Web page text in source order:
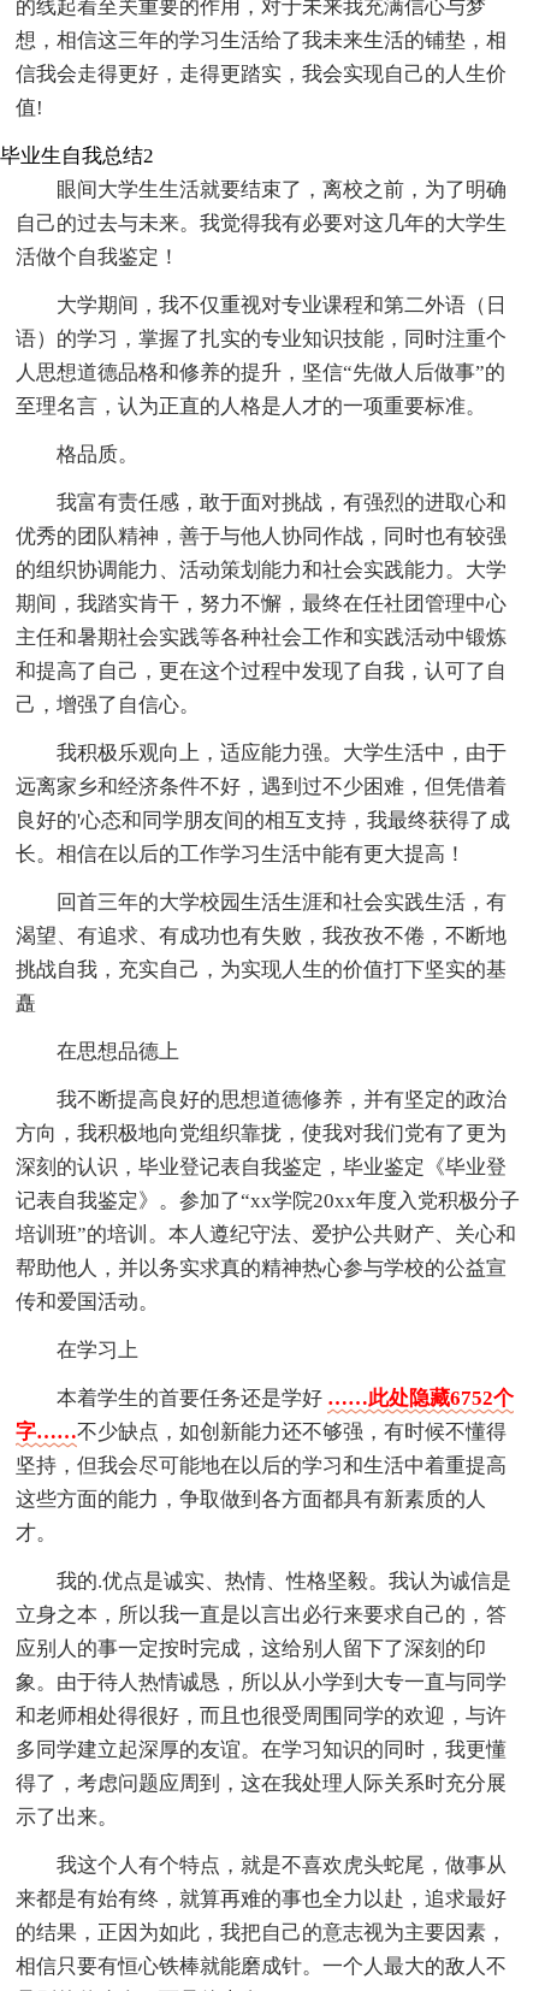
的线起着至关重要的作用，对于未来我充满信心与梦
想，相信这三年的学习生活给了我未来生活的铺垫，相
信我会走得更好，走得更踏实，我会实现自己的人生价
值!
毕业生自我总结2
眼间大学生生活就要结束了，离校之前，为了明确
自己的过去与未来。我觉得我有必要对这几年的大学生
活做个自我鉴定！
大学期间，我不仅重视对专业课程和第二外语（日
语）的学习，掌握了扎实的专业知识技能，同时注重个
人思想道德品格和修养的提升，坚信“先做人后做事”的
至理名言，认为正直的人格是人才的一项重要标准。
格品质。
我富有责任感，敢于面对挑战，有强烈的进取心和
优秀的团队精神，善于与他人协同作战，同时也有较强
的组织协调能力、活动策划能力和社会实践能力。大学
期间，我踏实肯干，努力不懈，最终在任社团管理中心
主任和暑期社会实践等各种社会工作和实践活动中锻炼
和提高了自己，更在这个过程中发现了自我，认可了自
己，增强了自信心。
我积极乐观向上，适应能力强。大学生活中，由于
远离家乡和经济条件不好，遇到过不少困难，但凭借着
良好的'心态和同学朋友间的相互支持，我最终获得了成
长。相信在以后的工作学习生活中能有更大提高！
回首三年的大学校园生活生涯和社会实践生活，有
渴望、有追求、有成功也有失败，我孜孜不倦，不断地
挑战自我，充实自己，为实现人生的价值打下坚实的基
矗
在思想品德上
我不断提高良好的思想道德修养，并有坚定的政治
方向，我积极地向党组织靠拢，使我对我们党有了更为
深刻的认识，毕业登记表自我鉴定，毕业鉴定《毕业登
记表自我鉴定》。参加了“xx学院20xx年度入党积极分子
培训班”的培训。本人遵纪守法、爱护公共财产、关心和
帮助他人，并以务实求真的精神热心参与学校的公益宣
传和爱国活动。
在学习上
本着学生的首要任务还是学好 ……此处隐藏6752个
字……不少缺点，如创新能力还不够强，有时候不懂得
坚持，但我会尽可能地在以后的学习和生活中着重提高
这些方面的能力，争取做到各方面都具有新素质的人
才。
我的.优点是诚实、热情、性格坚毅。我认为诚信是
立身之本，所以我一直是以言出必行来要求自己的，答
应别人的事一定按时完成，这给别人留下了深刻的印
象。由于待人热情诚恳，所以从小学到大专一直与同学
和老师相处得很好，而且也很受周围同学的欢迎，与许
多同学建立起深厚的友谊。在学习知识的同时，我更懂
得了，考虑问题应周到，这在我处理人际关系时充分展
示了出来。
我这个人有个特点，就是不喜欢虎头蛇尾，做事从
来都是有始有终，就算再难的事也全力以赴，追求最好
的结果，正因为如此，我把自己的意志视为主要因素，
相信只要有恒心铁棒就能磨成针。一个人最大的敌人不